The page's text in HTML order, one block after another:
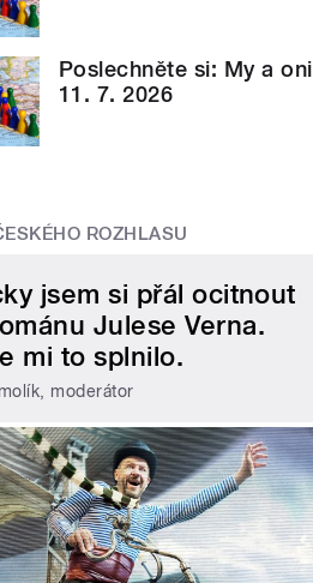
Poslechněte si: My a oni
11. 7. 2026
ROZHLASU
jsem si přál ocitnout
Julese Verna.
mi to splnilo.
moderátor